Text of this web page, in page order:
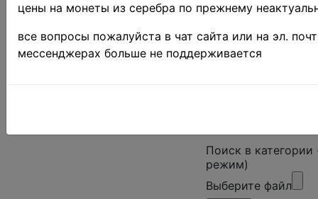
EUROPE »
Италия и
колонии »
Королевство
Поиск в
режим)
Выберите файл
цены на монеты из серебра по прежнему
все вопросы пожалуйста в чат сайта или на эл.
мессенджерах больше не поддерживается